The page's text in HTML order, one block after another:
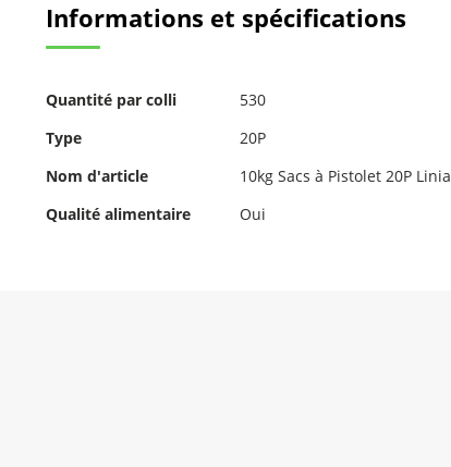
début
de
la
d’images
Informations et spécifications
Pour
d'informations
Quantité par colli
530
Type
20P
Nom d'article
10kg Sacs à Pistolet 20P Linia
Qualité alimentaire
Oui